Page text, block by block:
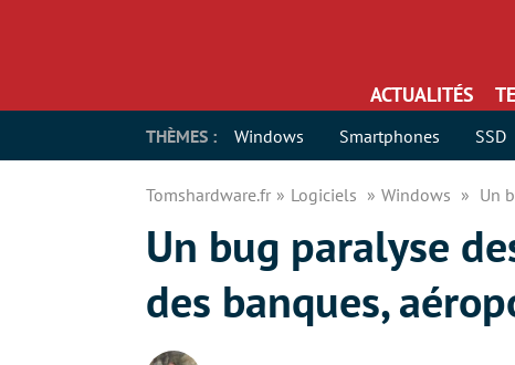
ACTUALITÉS
THÈMES : Windows Smartphones SSD
Tomshardware.fr Logiciels Windows Un
Un bug paralyse
des banques,